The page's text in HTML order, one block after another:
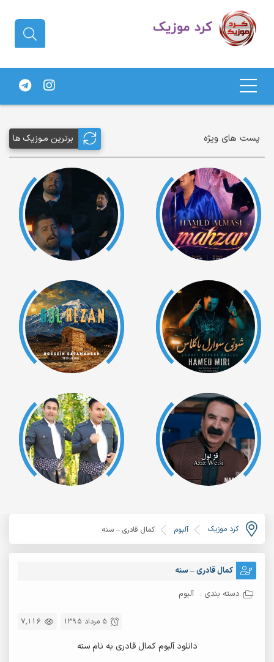
های کردی
پست های ویژه برترین مـوزیک ها
کرد موزیک آلبوم کمال قادری – سنه
کمال قادری – سنه
دسته بندی : آلبوم
7,116 5 مرداد 1395
دانلود آلبوم کمال قادری به نام سنه